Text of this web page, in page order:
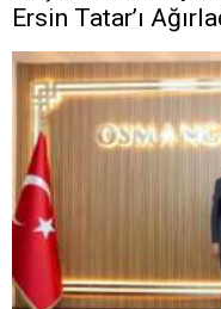
Ersin Tatar’ı